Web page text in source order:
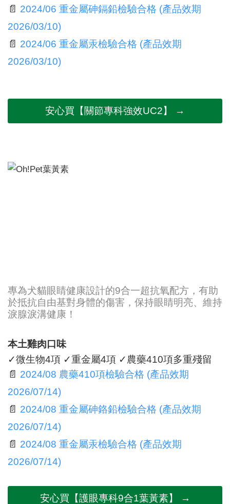
📄 2024/06 重金屬砷鎘鉛檢驗合格 (產品效期
2026/03/10)
📄 2024/06 重金屬汞檢驗合格 (產品效期
2026/03/10)
安心買【關節專科強效UC2】 →
專為犬貓眼睛健康設計的9合一超抗氧配方，有助
於抵抗自由基對身體的傷害，保持眼睛明亮、維持
淚腺淚溝健康！
本土雞肉口味
✓微生物4項 ✓重金屬4項 ✓農藥410項多重殘留
📄 2024/08 農藥410項檢驗合格 (產品效期
2026/07/14)
📄 2024/08 重金屬砷鉻鉛檢驗合格 (產品效期
2026/07/14)
📄 2024/08 重金屬汞檢驗合格 (產品效期
2026/07/14)
安心買【護眼專科9合1葉黃素】 →